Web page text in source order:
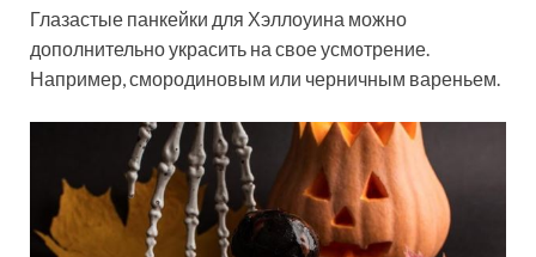
Глазастые панкейки для Хэллоуина можно
дополнительно украсить на свое усмотрение.
Например, смородиновым или черничным вареньем.